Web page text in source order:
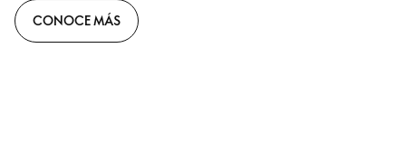
CONOCE MÁS